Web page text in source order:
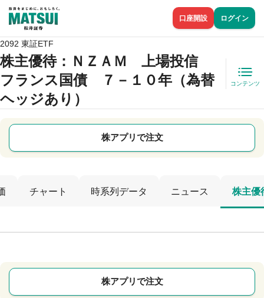
口座開設 ログイン
2092 東証ETF
株主優待：ＮＺＡＭ 上場投信
フランス国債 ７－１０年（為替
ヘッジあり）
コンテンツ
株アプリで注文
チャート 時系列データ ニュース 株主優
株アプリで注文